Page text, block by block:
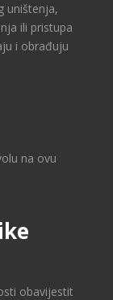
uništenja,
ili pristupa
i obrađuju
na ovu
obavijestit